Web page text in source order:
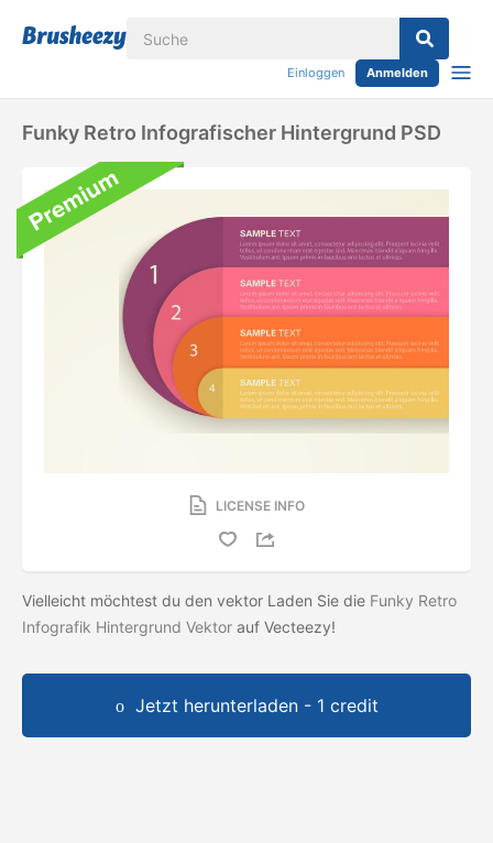
Einloggen Anmelden
Funky Retro Infografischer Hintergrund PSD
LICENSE INFO
Vielleicht möchtest du den vektor Laden Sie die Funky Retro
Infografik Hintergrund Vektor auf Vecteezy!
Jetzt herunterladen - 1 credit